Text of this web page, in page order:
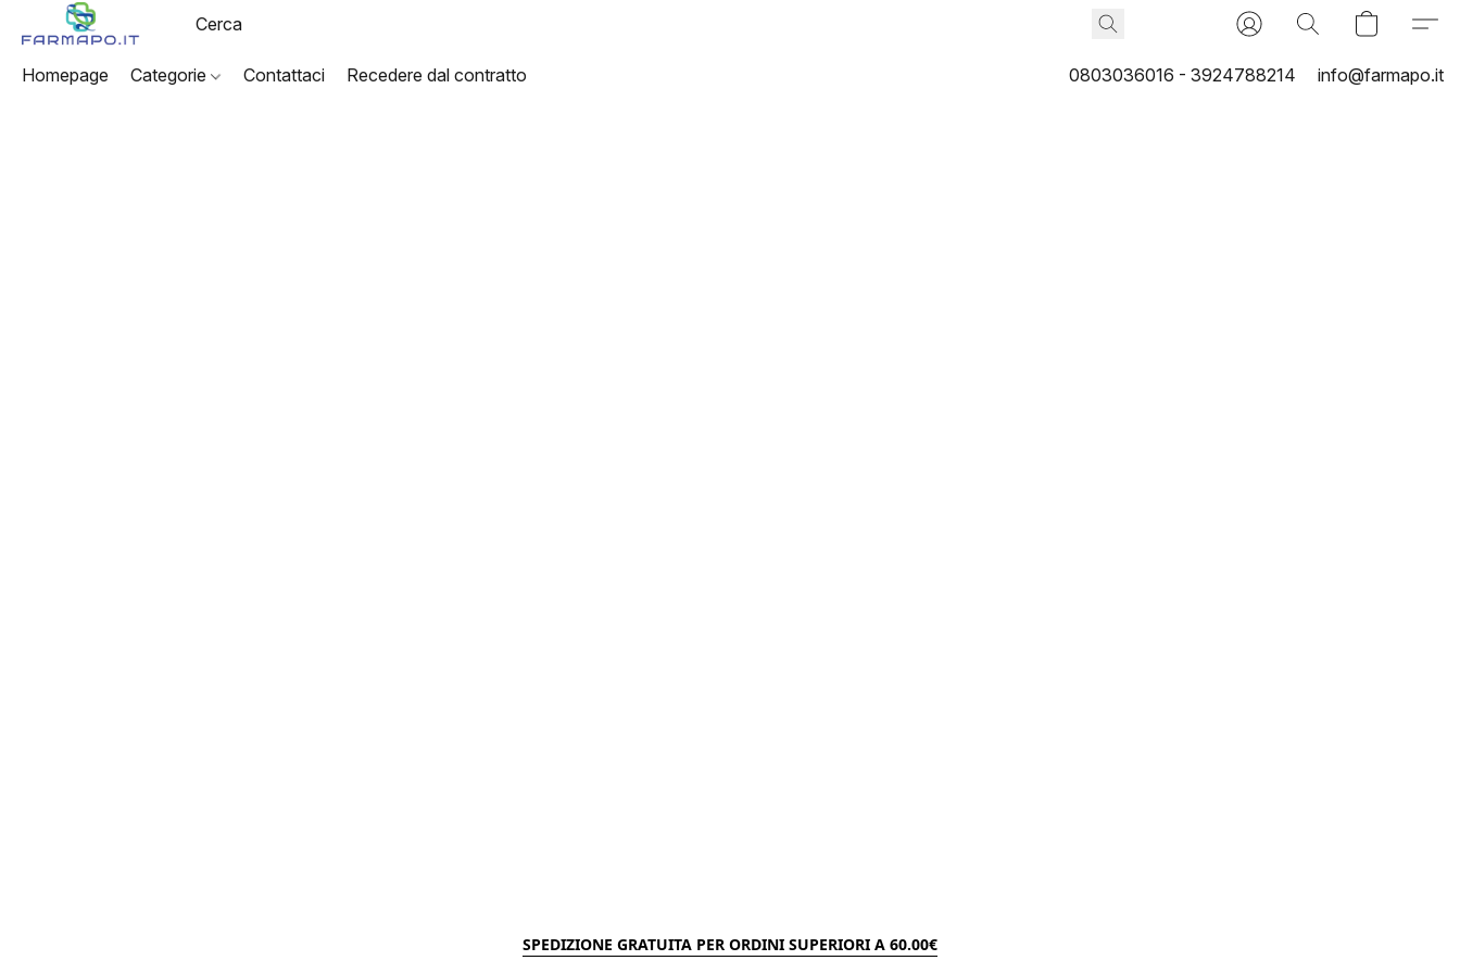
Homepage Categorie Contattaci Recedere dal contratto 0803036016 - 3924788214 info@farmapo.it
SPEDIZIONE GRATUITA PER ORDINI SUPERIORI A 60.00€